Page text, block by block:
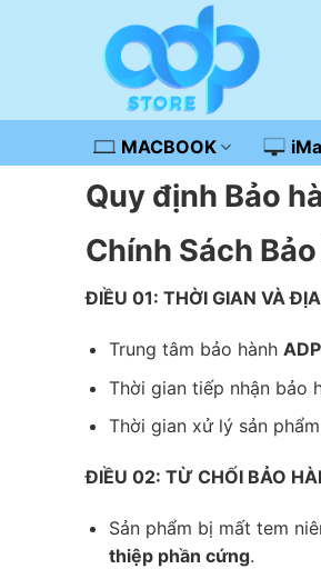
MACBOOK
Quy định Bảo
Chính Sách
ĐIỀU 01: THỜI GIAN VÀ
Trung tâm bảo hành
Thời gian tiếp nhận bảo
Thời gian xử lý sản
ĐIỀU 02: TỪ CHỐI BẢO
Sản phẩm bị mất tem
thiệp phần cứng.